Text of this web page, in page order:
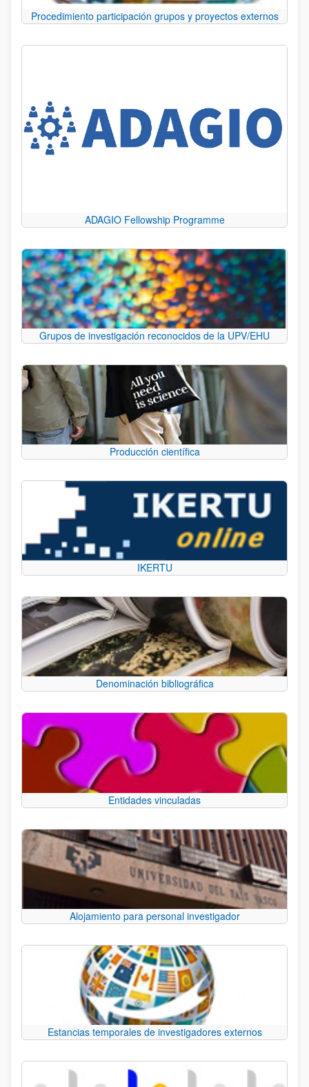
Procedimiento participación grupos y proyectos externos
ADAGIO Fellowship Programme
Grupos de investigación reconocidos de la UPV/EHU
Producción científica
IKERTU
Denominación bibliográfica
Entidades vinculadas
Alojamiento para personal investigador
Estancias temporales de investigadores externos